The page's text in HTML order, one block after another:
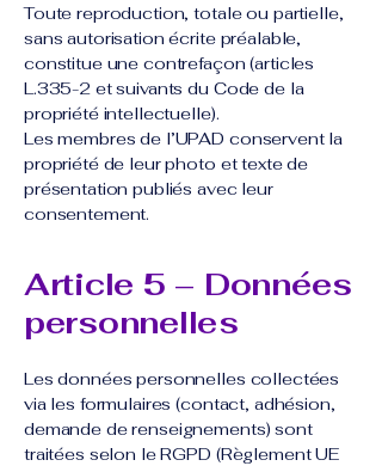
Toute reproduction, totale ou partielle,
sans autorisation écrite préalable,
constitue une contrefaçon (articles
L.335-2 et suivants du Code de la
propriété intellectuelle).
Les membres de l’UPAD conservent la
propriété de leur photo et texte de
présentation publiés avec leur
consentement.
Article 5 – Données
personnelles
Les données personnelles collectées
via les formulaires (contact, adhésion,
demande de renseignements) sont
traitées selon le RGPD (Règlement UE